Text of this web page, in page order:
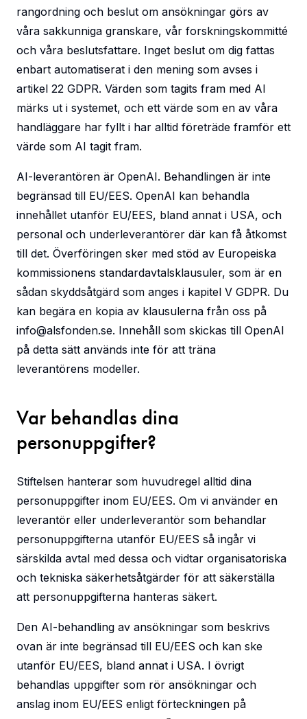
rangordning och beslut om ansökningar görs av
våra sakkunniga granskare, vår forskningskommitté
och våra beslutsfattare. Inget beslut om dig fattas
enbart automatiserat i den mening som avses i
artikel 22 GDPR. Värden som tagits fram med AI
märks ut i systemet, och ett värde som en av våra
handläggare har fyllt i har alltid företräde framför ett
värde som AI tagit fram.
AI-leverantören är OpenAI. Behandlingen är inte
begränsad till EU/EES. OpenAI kan behandla
innehållet utanför EU/EES, bland annat i USA, och
personal och underleverantörer där kan få åtkomst
till det. Överföringen sker med stöd av Europeiska
kommissionens standardavtalsklausuler, som är en
sådan skyddsåtgärd som anges i kapitel V GDPR. Du
kan begära en kopia av klausulerna från oss på
info@alsfonden.se. Innehåll som skickas till OpenAI
på detta sätt används inte för att träna
leverantörens modeller.
Var behandlas dina
personuppgifter?
Stiftelsen hanterar som huvudregel alltid dina
personuppgifter inom EU/EES. Om vi använder en
leverantör eller underleverantör som behandlar
personuppgifterna utanför EU/EES så ingår vi
särskilda avtal med dessa och vidtar organisatoriska
och tekniska säkerhetsåtgärder för att säkerställa
att personuppgifterna hanteras säkert.
Den AI-behandling av ansökningar som beskrivs
ovan är inte begränsad till EU/EES och kan ske
utanför EU/EES, bland annat i USA. I övrigt
behandlas uppgifter som rör ansökningar och
anslag inom EU/EES enligt förteckningen på
Denna webbplats använder funktionella cookies som
är nödvändiga för att webbplatsen ska fungera.
Integritetspolicy Acceptera